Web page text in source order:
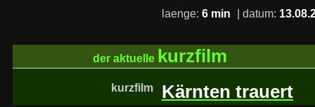
laenge: 6 min | datum:
der aktuelle kurzfilm
kurzfilm Kärnten trauert